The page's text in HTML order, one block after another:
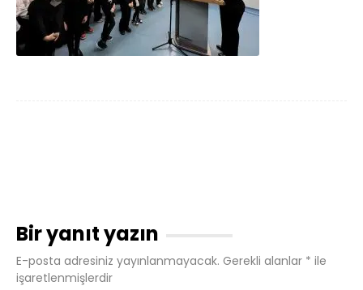
Bir yanıt yazın
E-posta adresiniz yayınlanmayacak. Gerekli alanlar * ile
işaretlenmişlerdir